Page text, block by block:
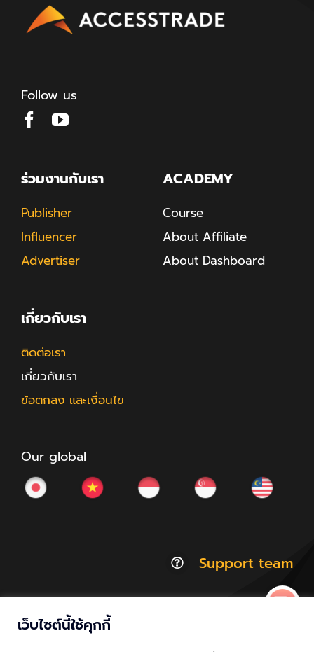
Follow us
ร่วมงานกับเรา
Publisher
Influencer
Advertiser
ACADEMY
Course
About Affiliate
About Dashboard
เกี่ยวกับเรา
ติดต่อเรา
เกี่ยวกับเรา
ข้อตกลง และเงื่อนไข
Our global
Support team
เว็บไซต์นี้ใช้คุกกี้